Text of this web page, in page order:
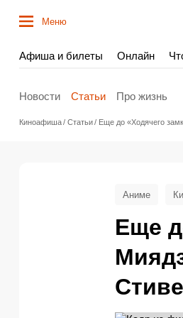
Меню
Афиша и билеты Онлайн
Новости Статьи Про жизнь
Киноафиша Статьи Еще до «Ходячего
Еще
Аниме